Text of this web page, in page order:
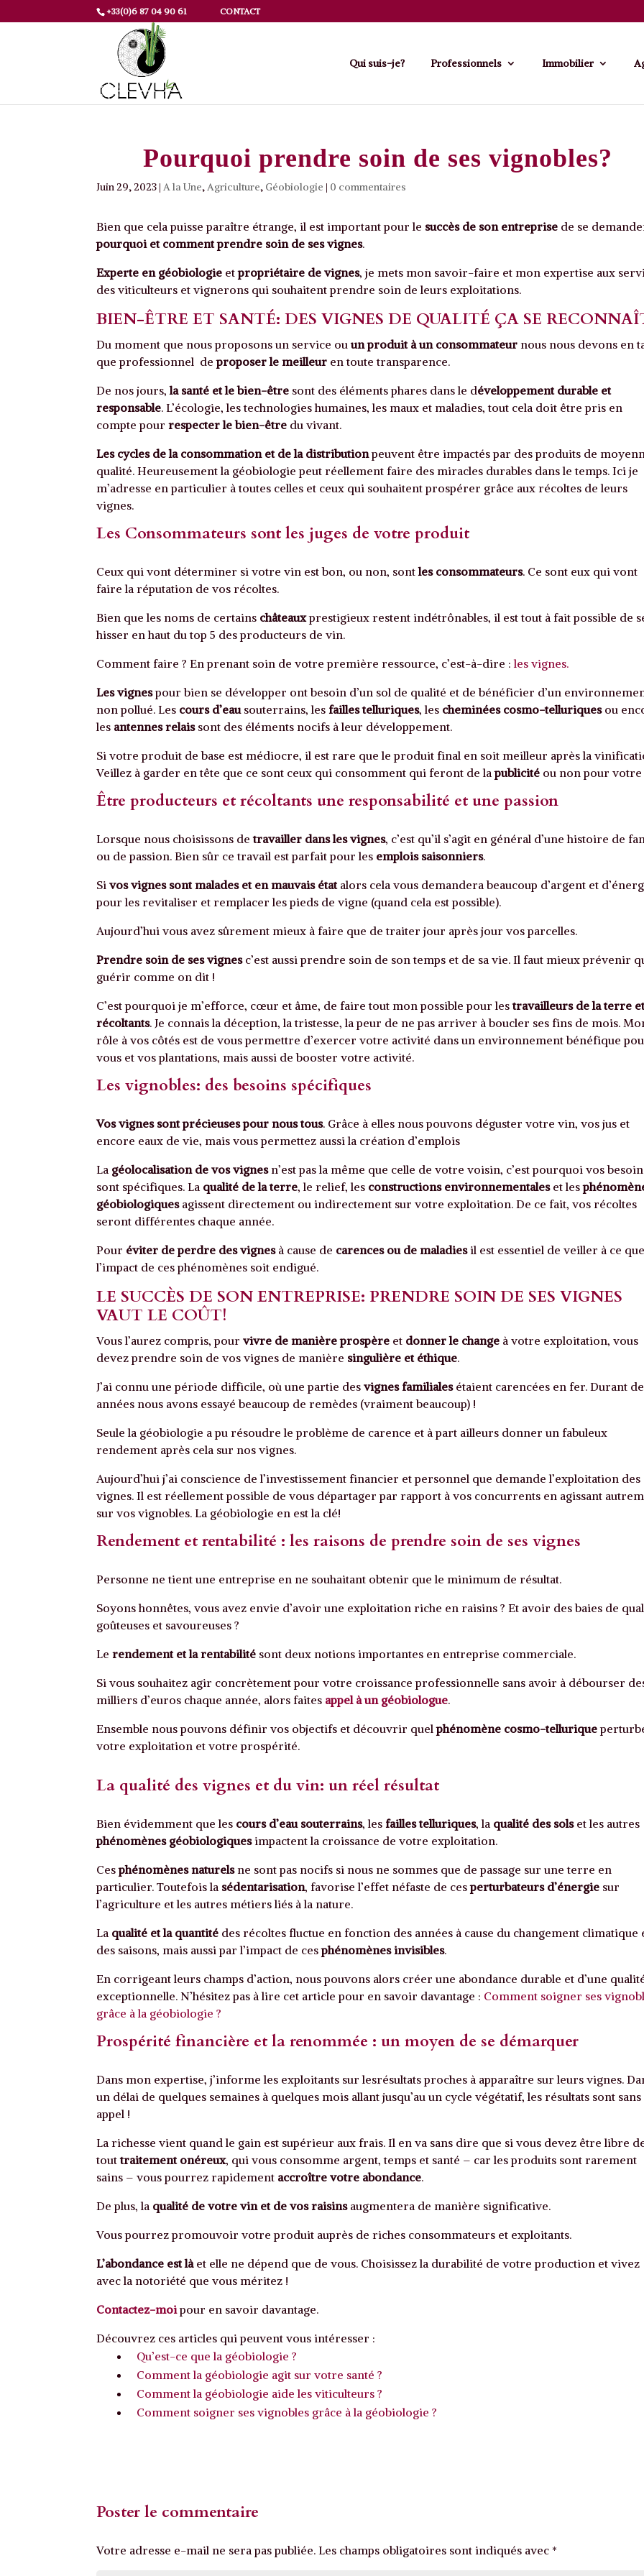
+33(0)6 87 04 90 61 CONTACT
Qui suis-je? Professionnels Immobilier
Pourquoi prendre soin de ses vignobles?
Juin 29, 2023 |A la Une,Agriculture, Géobiologie | 0 commentaires
Bien que cela puisse paraître étrange, il est important pour le succès de son entreprise de se
pourquoi et comment prendre soin de ses vignes.
Experte en géobiologie etpropriétaire de vignes, je mets mon savoir-faire et mon expertise aux
des viticulteurs et vignerons qui souhaitent prendre soin de leurs exploitations.
BIEN-ÊTRE ET SANTÉ: DES VIGNES DE QUALITÉ ÇA SE
Du moment que nous proposons un service ouun produit à un consommateur nous nous devons en
que professionnel deproposer le meilleur en toute transparence.
De nos jours,la santé et le bien-être sont des éléments phares dans le développement durable et
responsable. L’écologie, les technologies humaines, les maux et maladies, tout cela doit être pris en
compte pourrespecter le bien-être du vivant.
Les cycles de la consommation et de la distributionpeuvent être impactés par des produits de
qualité. Heureusement la géobiologie peut réellement faire des miracles durables dans le temps. Ici je
m’adresse en particulier à toutes celles et ceux qui souhaitent prospérer grâce aux récoltes de leurs
vignes.
Les Consommateurs sont les juges de votre produit
Ceux qui vont déterminer si votre vin est bon, ou non, sontles consommateurs. Ce sont eux qui vont
faire la réputation de vos récoltes.
Bien que les noms de certains châteauxprestigieux restent indétrônables, il est tout à fait possible de
hisser en haut du top 5 des producteurs de vin.
Comment faire ? En prenant soin de votre première ressource, c’est-à-dire :les vignes.
Les vignespour bien se développer ont besoin d’un sol de qualité et de bénéficier d’un
non pollué. Les cours d’eausouterrains, les failles telluriques, les cheminées cosmo-telluriquesou
les antennes relaissont des éléments nocifs à leur développement.
Si votre produit de base est médiocre, il est rare que le produit final en soit meilleur après la
Veillez à garder en tête que ce sont ceux qui consomment qui feront de lapublicité ou non pour
Être producteurs et récoltants une responsabilité et une passion
Lorsque nous choisissons detravailler dans les vignes, c’est qu’il s’agit en général d’une histoire de
ou de passion. Bien sûr ce travail est parfait pour les emplois saisonniers.
Sivos vignes sont malades et en mauvais état alors cela vous demandera beaucoup d’argent et
pour les revitaliser et remplacer les pieds de vigne (quand cela est possible).
Aujourd’hui vous avez sûrement mieux à faire que de traiter jour après jour vos parcelles.
Prendre soin de ses vignesc’est aussi prendre soin de son temps et de sa vie. Il faut mieux prévenir
guérir comme on dit !
C’est pourquoi je m’efforce, cœur et âme, de faire tout mon possible pour lestravailleurs de la terre
récoltants. Je connais la déception, la tristesse, la peur de ne pas arriver à boucler ses fins de mois.
rôle à vos côtés est de vous permettre d’exercer votre activité dans un environnement bénéfique
vous et vos plantations, mais aussi de booster votre activité.
Les vignobles: des besoins spécifiques
Vos vignes sont précieuses pour nous tous. Grâce à elles nous pouvons déguster votre vin, vos jus et
encore eaux de vie, mais vous permettez aussi la création d’emplois
La géolocalisation de vos vignesn’est pas la même que celle de votre voisin, c’est pourquoi vos
sont spécifiques. La qualité de la terre, le relief, les constructions environnementaleset les
géobiologiquesagissent directement ou indirectement sur votre exploitation. De ce fait, vos récoltes
seront différentes chaque année.
Pour éviter de perdre des vignesà cause de carences ou de maladiesil est essentiel de veiller à ce
l’impact de ces phénomènes soit endigué.
LE SUCCÈS DE SON ENTREPRISE: PRENDRE SOIN DE SES VIGNES
VAUT LE COÛT!
Vous l’aurez compris, pourvivre de manière prospère et donner le change à votre exploitation, vous
devez prendre soin de vos vignes de manière singulière et éthique.
J’ai connu une période difficile, où une partie desvignes familialesétaient carencées en fer. Durant
années nous avons essayé beaucoup de remèdes (vraiment beaucoup) !
Seule la géobiologie a pu résoudre le problème de carence et à part ailleurs donner un fabuleux
rendement après cela sur nos vignes.
Aujourd’hui j’ai conscience de l’investissement financier et personnel que demande l’exploitation des
vignes. Il est réellement possible de vous départager par rapport à vos concurrents en agissant
sur vos vignobles. La géobiologie en est la clé!
Rendement et rentabilité : les raisons de prendre soin de ses vignes
Personne ne tient une entreprise en ne souhaitant obtenir que le minimum de résultat.
Soyons honnêtes, vous avez envie d’avoir une exploitation riche en raisins ? Et avoir des baies de
goûteuses et savoureuses ?
Le rendement et la rentabilité sont deux notions importantes en entreprise commerciale.
Si vous souhaitez agir concrètement pour votre croissance professionnelle sans avoir à débourser
milliers d’euros chaque année, alors faites appel à un géobiologue.
Ensemble nous pouvons définir vos objectifs et découvrir quelphénomène cosmo-tellurique
votre exploitation et votre prospérité.
La qualité des vignes et du vin: un réel résultat
Bien évidemment que les cours d’eau souterrains, les failles telluriques, la qualité des solset les autres
phénomènes géobiologiquesimpactent la croissance de votre exploitation.
Cesphénomènes naturelsne sont pas nocifs si nous ne sommes que de passage sur une terre en
particulier. Toutefois la sédentarisation, favorise l’effet néfaste de cesperturbateurs d’énergie sur
l’agriculture et les autres métiers liés à la nature.
La qualité et la quantité des récoltes fluctue en fonction des années à cause du changement climatique
des saisons, mais aussi par l’impact de cesphénomènes invisibles.
En corrigeant leurs champs d’action, nous pouvons alors créer une abondance durable et d’une
exceptionnelle. N’hésitez pas à lire cet article pour en savoir davantage : Comment soigner ses
grâce à la géobiologie ?
Prospérité financière et la renommée : un moyen de se démarquer
Dans mon expertise, j’informe les exploitants sur lesrésultats proches à apparaître sur leurs vignes.
un délai de quelques semaines à quelques mois allant jusqu’au un cycle végétatif, les résultats sont sans
appel !
La richesse vient quand le gain est supérieur aux frais. Il en va sans dire que si vous devez être libre
touttraitement onéreux, qui vous consomme argent, temps et santé – car les produits sont rarement
sains – vous pourrez rapidement accroître votre abondance.
De plus, la qualité de votre vin et de vos raisins augmentera de manière significative.
Vous pourrez promouvoir votre produit auprès de riches consommateurs et exploitants.
L’abondance est làet elle ne dépend que de vous. Choisissez la durabilité de votre production et vivez
avec la notoriété que vous méritez !
Contactez-moipour en savoir davantage.
Découvrez ces articles qui peuvent vous intéresser :
Qu’est-ce que la géobiologie ?
Comment la géobiologie agit sur votre santé ?
Comment la géobiologie aide les viticulteurs ?
Comment soigner ses vignobles grâce à la géobiologie ?
Poster le commentaire
Votre adresse e-mail ne sera pas publiée. Les champs obligatoires sont indiqués avec *